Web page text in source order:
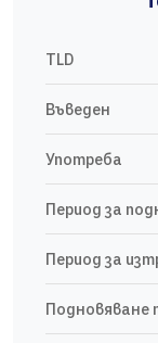
TLD
Въведен
Употреба
Период за
Период за
Подновяване